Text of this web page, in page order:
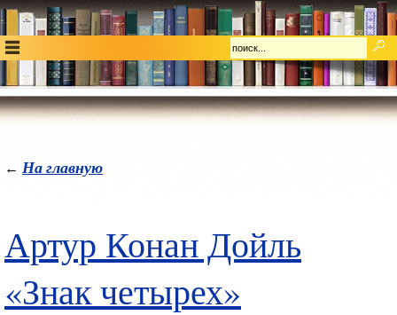
← На главную
Артур Конан Дойль
«Знак четырех»